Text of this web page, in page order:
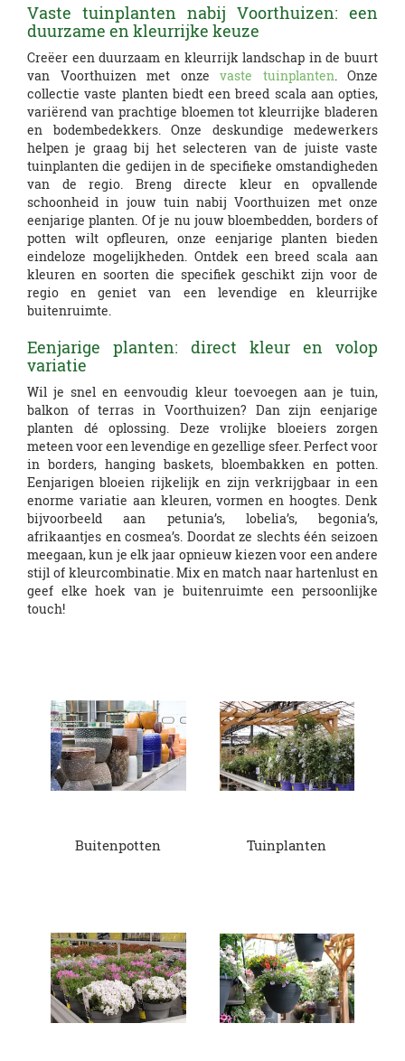
Vaste tuinplanten nabij Voorthuizen: een
duurzame en kleurrijke keuze
Creëer een duurzaam en kleurrijk landschap in de buurt
van Voorthuizen met onze vaste tuinplanten . Onze
collectie vaste planten biedt een breed scala aan opties,
variërend van prachtige bloemen tot kleurrijke bladeren
en bodembedekkers. Onze deskundige medewerkers
helpen je graag bij het selecteren van de juiste vaste
tuinplanten die gedijen in de specifieke omstandigheden
van de regio. Breng directe kleur en opvallende
schoonheid in jouw tuin nabij Voorthuizen met onze
eenjarige planten. Of je nu jouw bloembedden, borders of
potten wilt opfleuren, onze eenjarige planten bieden
eindeloze mogelijkheden. Ontdek een breed scala aan
kleuren en soorten die specifiek geschikt zijn voor de
regio en geniet van een levendige en kleurrijke
buitenruimte.
Eenjarige planten: direct kleur en volop
variatie
Wil je snel en eenvoudig kleur toevoegen aan je tuin,
balkon of terras in Voorthuizen? Dan zijn eenjarige
planten dé oplossing. Deze vrolijke bloeiers zorgen
meteen voor een levendige en gezellige sfeer. Perfect voor
in borders, hanging baskets, bloembakken en potten.
Eenjarigen bloeien rijkelijk en zijn verkrijgbaar in een
enorme variatie aan kleuren, vormen en hoogtes. Denk
bijvoorbeeld aan petunia’s, lobelia’s, begonia’s,
afrikaantjes en cosmea’s. Doordat ze slechts één seizoen
meegaan, kun je elk jaar opnieuw kiezen voor een andere
stijl of kleurcombinatie. Mix en match naar hartenlust en
geef elke hoek van je buitenruimte een persoonlijke
touch!
Buitenpotten Tuinplanten